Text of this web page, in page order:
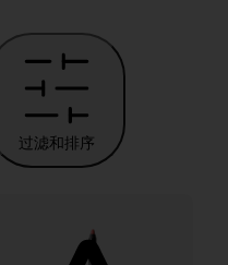
过滤和排序